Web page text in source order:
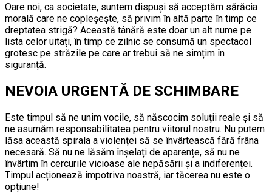
Oare noi, ca societate, suntem dispuși să acceptăm sărăcia
morală care ne copleșește, să privim în altă parte în timp ce
dreptatea strigă? Această tânără este doar un alt nume pe
lista celor uitați, în timp ce zilnic se consumă un spectacol
grotesc pe străzile pe care ar trebui să ne simțim în
siguranță.
NEVOIA URGENTĂ DE SCHIMBARE
Este timpul să ne unim vocile, să născocim soluții reale și să
ne asumăm responsabilitatea pentru viitorul nostru. Nu putem
lăsa această spirala a violenței să se învârtească fără frâna
necesară. Să nu ne lăsăm înșelați de aparențe, să nu ne
învârtim în cercurile vicioase ale nepăsării și a indiferenței.
Timpul acționează împotriva noastră, iar tăcerea nu este o
opțiune!